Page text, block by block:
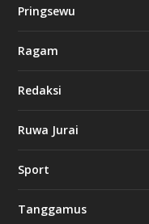
Pringsewu
Ragam
Redaksi
Ruwa Jurai
Sport
Tanggamus